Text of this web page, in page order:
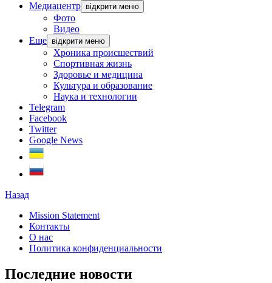
Медиацентр відкрити меню
Фото
Видео
Еще відкрити меню
Хроника происшествий
Спортивная жизнь
Здоровье и медицина
Культура и образование
Наука и технологии
Telegram
Facebook
Twitter
Google News
Назад
Mission Statement
Контакты
О нас
Политика конфиденциальности
Последние новости